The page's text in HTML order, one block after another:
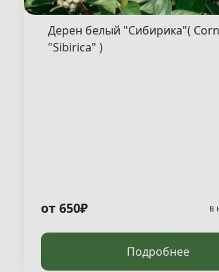
Дерен белый "Сибирика"(
"Sibirica" )
от 650₽ в
Подробнее